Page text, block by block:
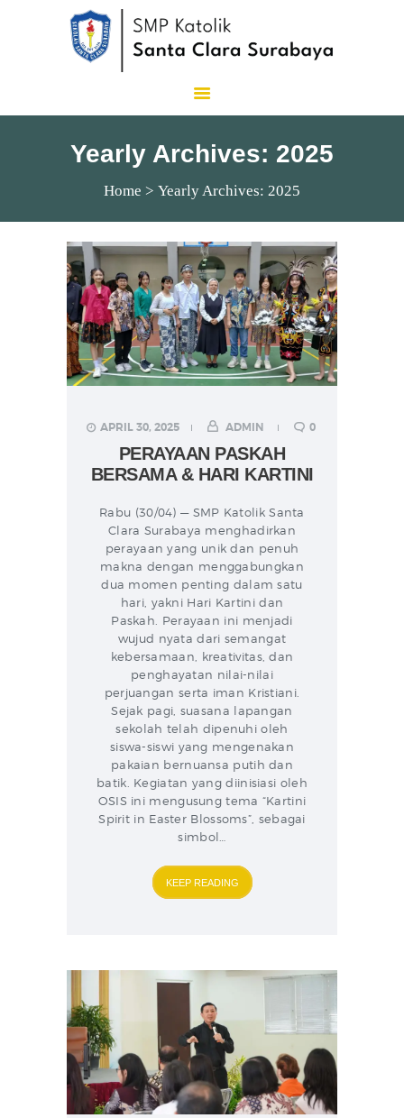
Yearly Archives: 2025
Home Yearly Archives: 2025
SMP Katolik Santa Clara
APRIL 30, 2025 ADMIN 0
PERAYAAN PASKAH
BERSAMA & HARI KARTINI
Rabu (30/04) — SMP Katolik Santa
Clara Surabaya menghadirkan
perayaan yang unik dan penuh
makna dengan menggabungkan
dua momen penting dalam satu
hari, yakni Hari Kartini dan
Paskah. Perayaan ini menjadi
wujud nyata dari semangat
kebersamaan, kreativitas, dan
penghayatan nilai-nilai
perjuangan serta iman Kristiani.
Sejak pagi, suasana lapangan
sekolah telah dipenuhi oleh
siswa-siswi yang mengenakan
pakaian bernuansa putih dan
batik. Kegiatan yang diinisiasi oleh
OSIS ini mengusung tema “Kartini
Spirit in Easter Blossoms”, sebagai
simbol…
KEEP READING